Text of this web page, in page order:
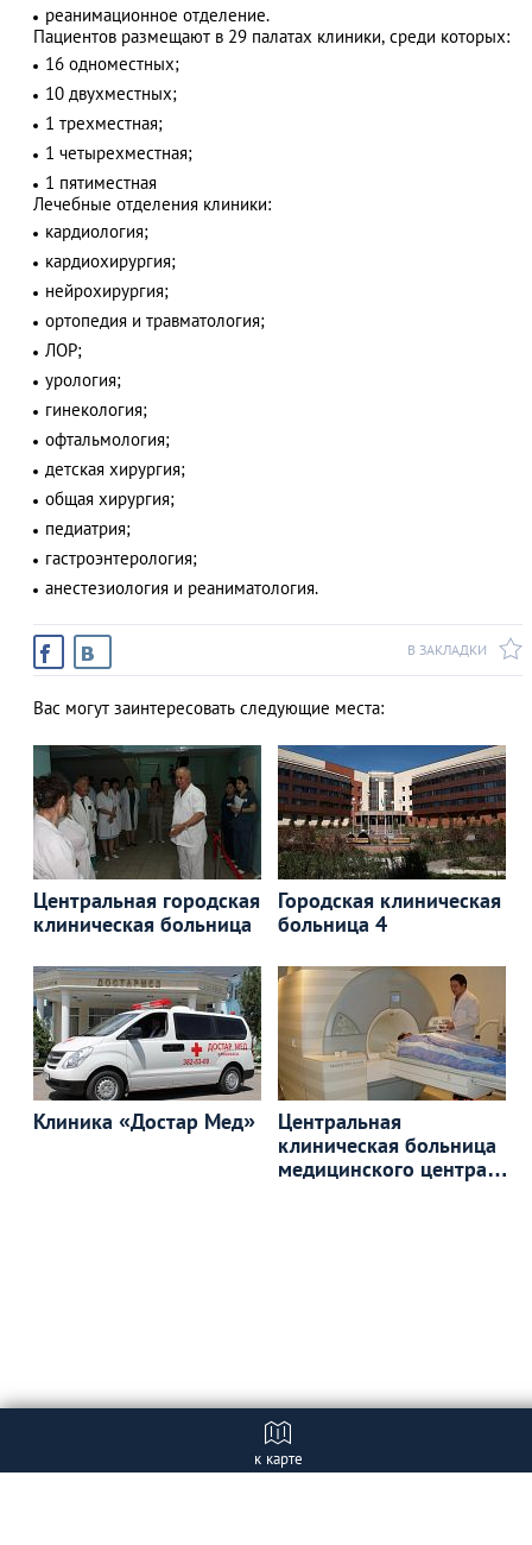
АЗАД
реанимационное отделение.
Пациентов размещают в 29 палатах клиники, среди которых:
16 одноместных;
10 двухместных;
1 трехместная;
1 четырехместная;
1 пятиместная
Лечебные отделения клиники:
кардиология;
кардиохирургия;
нейрохирургия;
ортопедия и травматология;
ЛОР;
урология;
гинекология;
офтальмология;
детская хирургия;
общая хирургия;
педиатрия;
гастроэнтерология;
анестезиология и реаниматология.
В ЗАКЛАДКИ
Вас могут заинтересовать следующие места:
Центральная городская
клиническая больница
Городская клиническая
больница 4
Клиника «Достар Мед»
Центральная
клиническая больница
медицинского центра
к карте